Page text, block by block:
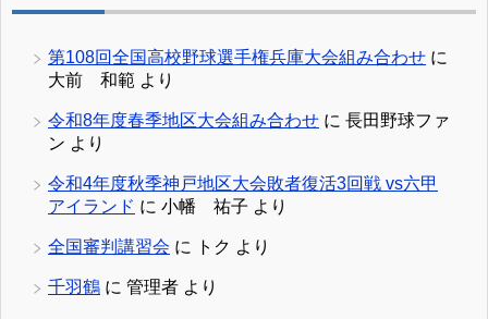
第108回全国高校野球選手権兵庫大会組み合わせ に
大前 和範 より
令和8年度春季地区大会組み合わせ に 長田野球ファ
ン より
令和4年度秋季神戸地区大会敗者復活3回戦 vs六甲
アイランド に 小幡 祐子 より
全国審判講習会 に トク より
千羽鶴 に 管理者 より